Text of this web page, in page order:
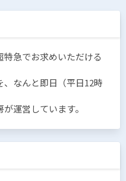
急でお求めいただける
なんと即日（平日12時
運営しています。